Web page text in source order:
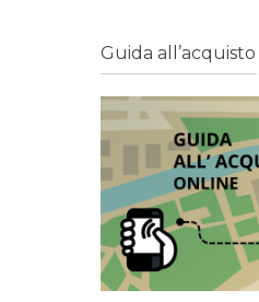
Guida all’acquisto